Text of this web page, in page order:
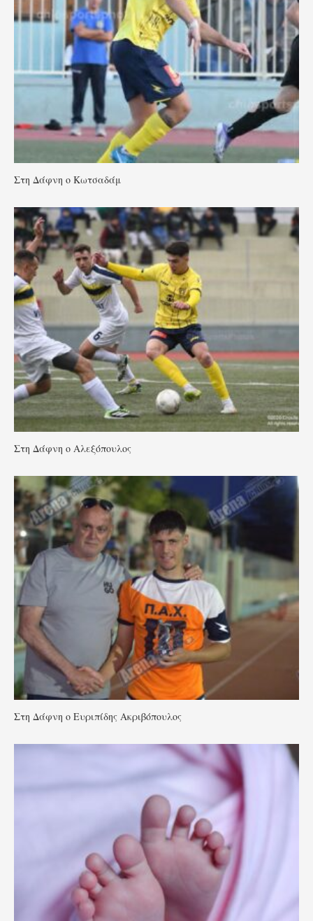
Στη Δάφνη ο Κωτσαδάμ
Στη Δάφνη ο Αλεξόπουλος
Στη Δάφνη ο Ευριπίδης Ακριβόπουλος